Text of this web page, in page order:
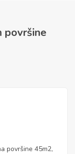
površine
površine 45m2,